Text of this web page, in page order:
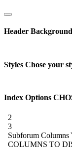
Header
Styles Chose your
Index Options
2
3
Subforum Columns
COLUMNS TO